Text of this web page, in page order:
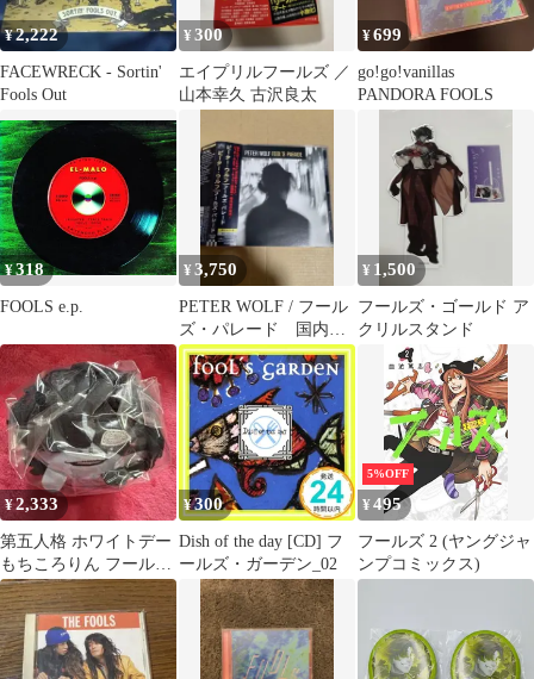
¥2,222
FACEWRECK - Sortin'
Fools Out
¥300
エイプリルフールズ ／
山本幸久 古沢良太
¥699
go!go!vanillas
PANDORA FOOLS
¥318
FOOLS e.p.
¥3,750
PETER WOLF / フール
ズ・パレード 国内盤
廃盤
¥ 1,500
フールズ・ゴールド ア
クリルスタンド
¥2,333
第五人格 ホワイトデー
もちころりん フール
ズ・ゴールド
¥300
Dish of the day [CD] フ
ールズ・ガーデン_02
5%OFF
¥495
フールズ 2 (ヤングジャ
ンプコミックス)